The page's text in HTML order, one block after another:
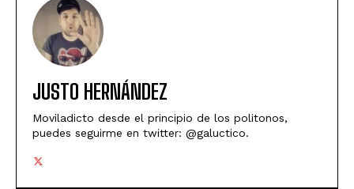
JUSTO HERNÁNDEZ
Moviladicto desde el principio de los politonos,
puedes seguirme en twitter: @galuctico.